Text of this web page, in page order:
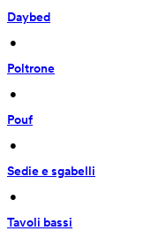
Daybed
•
Poltrone
•
Pouf
•
Sedie e sgabelli
•
Tavoli bassi